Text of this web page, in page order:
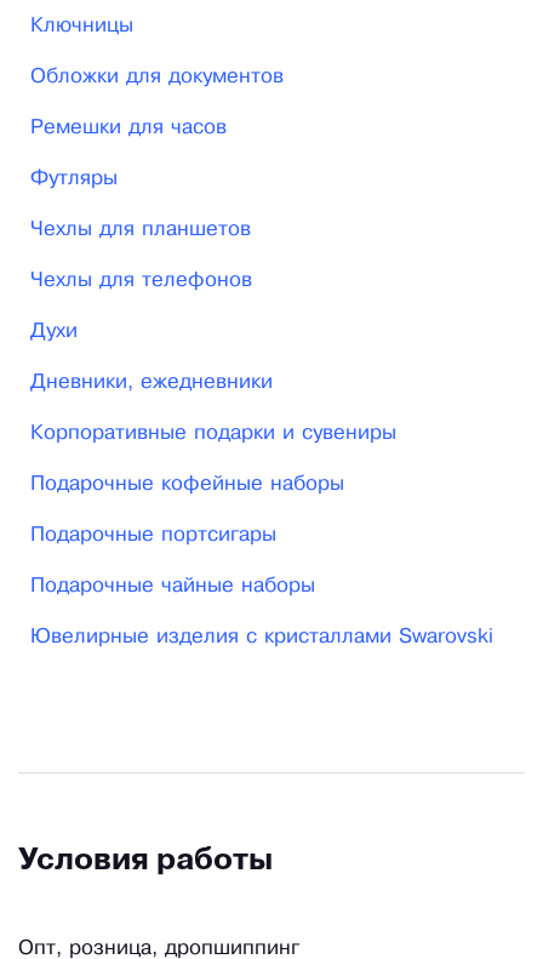
Ключницы
Обложки для документов
Ремешки для часов
Футляры
Чехлы для планшетов
Чехлы для телефонов
Духи
Дневники, ежедневники
Корпоративные подарки и сувениры
Подарочные кофейные наборы
Подарочные портсигары
Подарочные чайные наборы
Ювелирные изделия с кристаллами Swarovski
Условия работы
Опт, розница, дропшиппинг